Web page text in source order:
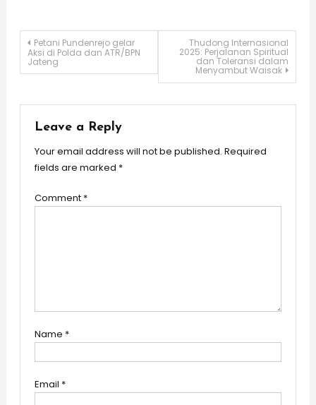
Post
navigation
Petani Pundenrejo gelar
Aksi di Polda dan ATR/BPN
Jateng
Thudong Internasional
2025: Perjalanan Spiritual
dan Toleransi dalam
Menyambut Waisak
Leave a Reply
Your email address will not be published. Required
fields are marked *
Comment *
Name *
Email *